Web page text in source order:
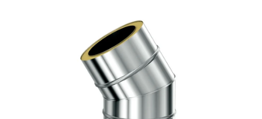
hvězdiček.